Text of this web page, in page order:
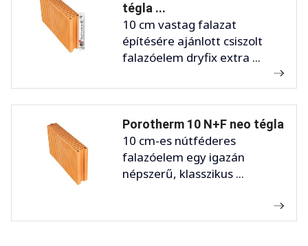
tégla ...
10 cm vastag falazat
építésére ajánlott csiszolt
falazóelem dryfix extra ...
Porotherm 10 N+F neo tégla
10 cm-es nútféderes
falazóelem egy igazán
népszerű, klasszikus ...